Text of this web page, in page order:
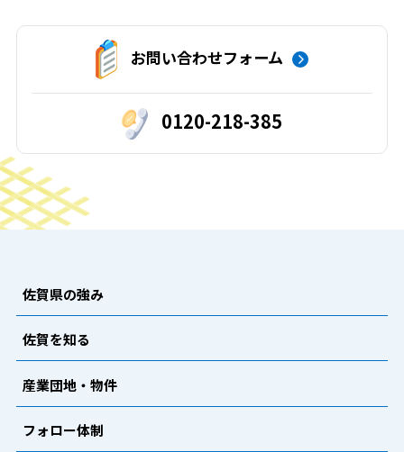
お問い合わせフォーム
0120-218-385
佐賀県の強み
佐賀を知る
産業団地・物件
フォロー体制